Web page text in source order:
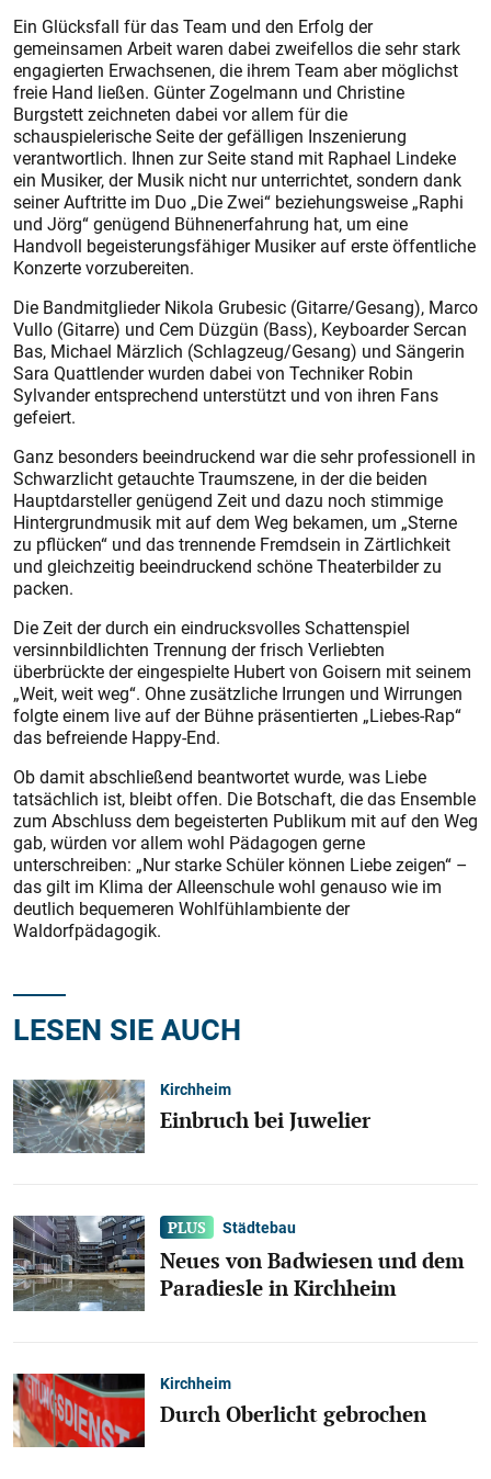
Ein Glücksfall für das Team und den Erfolg der
gemeinsamen Arbeit waren dabei zweifellos die sehr stark
engagierten Erwachsenen, die ihrem Team aber möglichst
freie Hand ließen. Günter Zogelmann und Christine
Burgstett zeichneten dabei vor allem für die
schauspielerische Seite der gefälligen Inszenierung
verantwortlich. Ihnen zur Seite stand mit Raphael Lindeke
ein Musiker, der Musik nicht nur unterrichtet, sondern dank
seiner Auftritte im Duo „Die Zwei“ beziehungsweise „Raphi
und Jörg“ genügend Bühnenerfahrung hat, um eine
Handvoll begeisterungsfähiger Musiker auf erste öffentliche
Konzerte vorzubereiten.
Die Bandmitglieder Nikola Grubesic (Gitarre/Gesang), Marco
Vullo (Gitarre) und Cem Düzgün (Bass), Keyboarder Sercan
Bas, Michael Märzlich (Schlagzeug/Gesang) und Sängerin
Sara Quattlender wurden dabei von Techniker Robin
Sylvander entsprechend unterstützt und von ihren Fans
gefeiert.
Ganz besonders beeindruckend war die sehr professionell in
Schwarzlicht getauchte Traumszene, in der die beiden
Hauptdarsteller genügend Zeit und dazu noch stimmige
Hintergrundmusik mit auf dem Weg bekamen, um „Sterne
zu pflücken“ und das trennende Fremdsein in Zärtlichkeit
und gleichzeitig beeindruckend schöne Theaterbilder zu
packen.
Die Zeit der durch ein eindrucksvolles Schattenspiel
versinnbildlichten Trennung der frisch Verliebten
überbrückte der eingespielte Hubert von Goisern mit seinem
„Weit, weit weg“. Ohne zusätzliche Irrungen und Wirrungen
folgte einem live auf der Bühne präsentierten „Liebes-Rap“
das befreiende Happy-End.
Ob damit abschließend beantwortet wurde, was Liebe
tatsächlich ist, bleibt offen. Die Botschaft, die das Ensemble
zum Abschluss dem begeisterten Publikum mit auf den Weg
gab, würden vor allem wohl Pädagogen gerne
unterschreiben: „Nur starke Schüler können Liebe zeigen“ –
das gilt im Klima der Alleenschule wohl genauso wie im
deutlich bequemeren Wohlfühlambiente der
Waldorfpädagogik.
LESEN SIE AUCH
Kirchheim
Einbruch bei Juwelier
Städtebau
Neues von Badwiesen und dem
Paradiesle in Kirchheim
Kirchheim
Durch Oberlicht gebrochen